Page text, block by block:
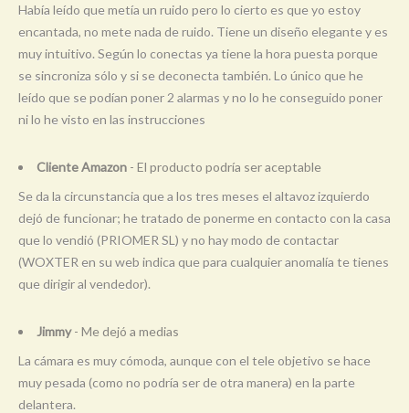
Había leído que metía un ruido pero lo cierto es que yo estoy
encantada, no mete nada de ruido. Tiene un diseño elegante y es
muy intuitivo. Según lo conectas ya tiene la hora puesta porque
se sincroniza sólo y si se deconecta también. Lo único que he
leído que se podían poner 2 alarmas y no lo he conseguido poner
ni lo he visto en las instrucciones
Cliente Amazon - El producto podría ser aceptable
Se da la circunstancia que a los tres meses el altavoz izquierdo
dejó de funcionar; he tratado de ponerme en contacto con la casa
que lo vendió (PRIOMER SL) y no hay modo de contactar
(WOXTER en su web indica que para cualquier anomalía te tienes
que dirigir al vendedor).
Jimmy- Me dejó a medias
La cámara es muy cómoda, aunque con el tele objetivo se hace
muy pesada (como no podría ser de otra manera) en la parte
delantera.